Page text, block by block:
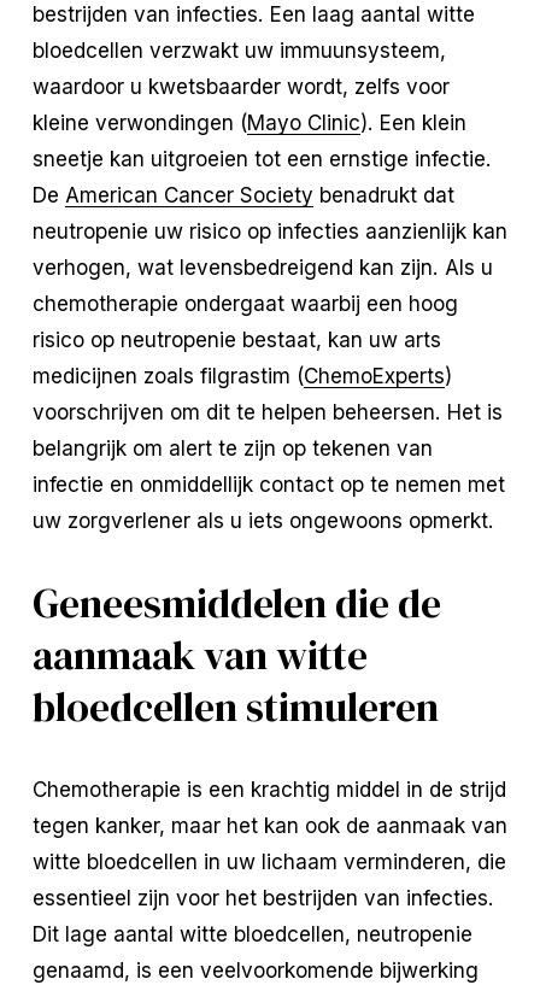
bestrijden van infecties. Een laag aantal witte
bloedcellen verzwakt uw immuunsysteem,
waardoor u kwetsbaarder wordt, zelfs voor
kleine verwondingen (Mayo Clinic). Een klein
sneetje kan uitgroeien tot een ernstige infectie.
De American Cancer Society benadrukt dat
neutropenie uw risico op infecties aanzienlijk kan
verhogen, wat levensbedreigend kan zijn. Als u
chemotherapie ondergaat waarbij een hoog
risico op neutropenie bestaat, kan uw arts
medicijnen zoals filgrastim (ChemoExperts)
voorschrijven om dit te helpen beheersen. Het is
belangrijk om alert te zijn op tekenen van
infectie en onmiddellijk contact op te nemen met
uw zorgverlener als u iets ongewoons opmerkt.
Geneesmiddelen die de
aanmaak van witte
bloedcellen stimuleren
Chemotherapie is een krachtig middel in de strijd
tegen kanker, maar het kan ook de aanmaak van
witte bloedcellen in uw lichaam verminderen, die
essentieel zijn voor het bestrijden van infecties.
Dit lage aantal witte bloedcellen, neutropenie
genaamd, is een veelvoorkomende bijwerking